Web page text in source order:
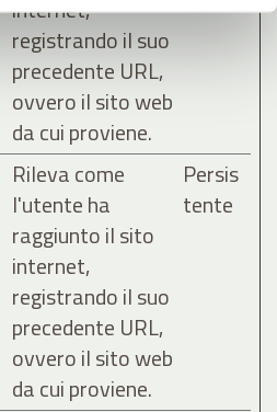
internet,
registrando il suo
precedente URL,
ovvero il sito web
da cui proviene.
Rileva come
l'utente ha
raggiunto il sito
internet,
registrando il suo
precedente URL,
ovvero il sito web
da cui proviene.
Persis
tente